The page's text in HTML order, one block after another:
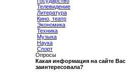
Телевидение
Литература
Кино, театр
Экономика
Техника
Музыка
Наука
Спорт
Опросы
Какая информация на сайте Вас
заинтересовала?